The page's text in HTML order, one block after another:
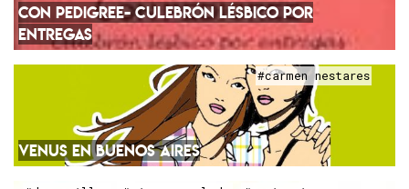
CON PEDIGREE- CULEBRÓN LÉSBICO POR
ENTREGAS
#carmen nestares
VENUS EN BUENOS AIRES